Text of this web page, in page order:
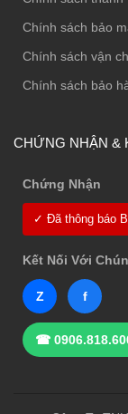
Chính sách bảo
Chính sách vận
Chính sách bảo
CHỨNG NHẬN &
Chứng Nhận
✓ Đã thông báo
Kết Nối Với
Z f
☎